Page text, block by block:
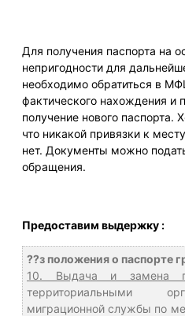
Для получения паспорта на
непригодности для
необходимо обратиться в
фактического нахождения и
получение нового паспорта.
что никакой привязки к
нет. Документы можно
обращения.
Предоставим выдержку :
??з положения о паспорте
10. Выдача и замена
территориальными
миграционной службы по